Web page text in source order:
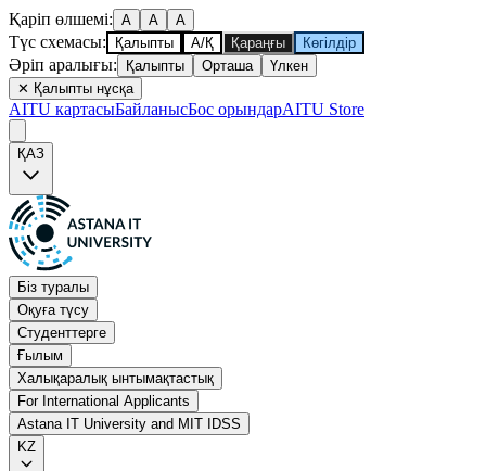
Қаріп өлшемі: A A A
Түс схемасы: Қалыпты А/Қ Қараңғы Көгілдір
Әріп аралығы: Қалыпты Орташа
Үлкен
✕ Қалыпты нұсқа
AITU картасыБайланысБос орындарAITU Store
ҚАЗ
Біз туралы
Оқуға түсу
Студенттерге
Ғылым
Халықаралық ынтымақтастық
For International Applicants
Astana IT University and MIT IDSS
KZ